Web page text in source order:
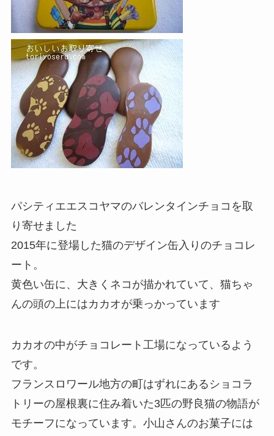
パシティエエスコヤマのバレンタインチョコを取
り寄せました
2015年に登場した猫のデザイン缶入りのチョコレ
ート。
黄色い缶に、大きくネコが描かれていて、猫ちゃ
んの頭の上にはカカオが乗っかっています
カカオの中がチョコレート工場になっているよう
です。
フランスロワール地方の町はずれにあるショコラ
トリーの屋根裏に住み着いた3匹の野良猫の物語が
モチーフになっています。小山さんのお菓子には